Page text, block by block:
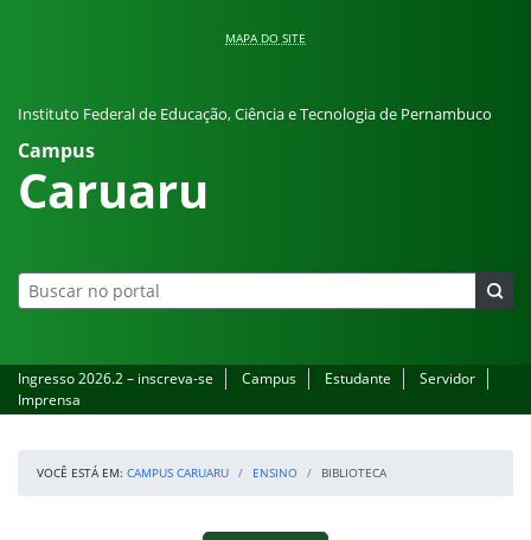
MAPA DO SITE
Instituto Federal de Educação, Ciência e Tecnologia de Pernambuco
Campus
Caruaru
Ingresso 2026.2 – inscreva-se Campus Estudante
Servidor
Imprensa
VOCÊ ESTÁ EM: CAMPUS CARUARU ENSINO BIBLIOTECA